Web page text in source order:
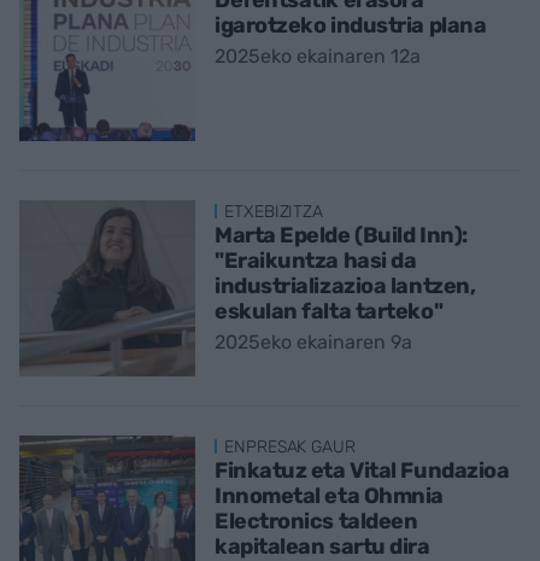
igarotzeko industria plana
2025eko ekainaren 12a
ETXEBIZITZA
Marta Epelde (Build Inn):
"Eraikuntza hasi da
industrializazioa lantzen,
eskulan falta tarteko"
2025eko ekainaren 9a
ENPRESAK GAUR
Finkatuz eta Vital Fundazioa
Innometal eta Ohmnia
Electronics taldeen
kapitalean sartu dira